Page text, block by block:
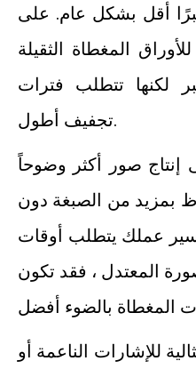
أقل بشكل عام. على
المغطاة الثقيلة
لكنها تتطلب فترات
تجفيف أطول.
إنتاج صور أكثر وضوحاً
بمزيد من الصبغة دون
عملك يتطلب أوقات
المعتدل ، فقد تكون
للإشارات الناعمة أو